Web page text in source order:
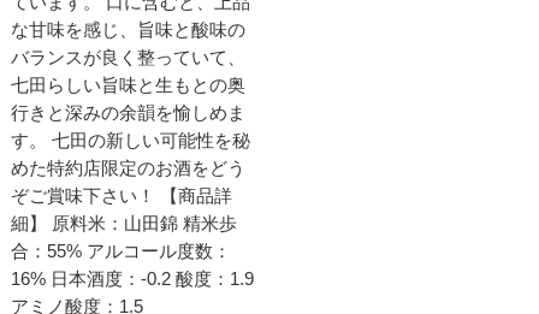
な甘味を感じ、旨味と酸味の
バランスが良く整っていて、
七田らしい旨味と生もとの奥
行きと深みの余韻を愉しめま
す。 七田の新しい可能性を秘
めた特約店限定のお酒をどう
ぞご賞味下さい！ 【商品詳
細】 原料米：山田錦 精米歩
合：55% アルコール度数：
16% 日本酒度：-0.2 酸度：1.9
アミノ酸度：1.5